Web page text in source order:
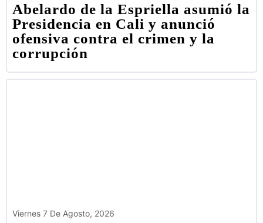
Abelardo de la Espriella asumió la
Presidencia en Cali y anunció
ofensiva contra el crimen y la
corrupción
Viernes 7 De Agosto, 2026